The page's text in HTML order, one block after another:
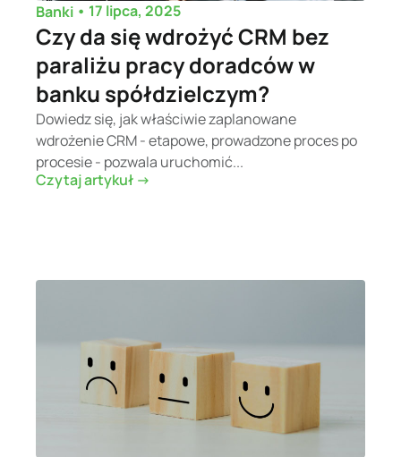
Banki • 17 lipca, 2025
Czy da się wdrożyć CRM bez
paraliżu pracy doradców w
banku spółdzielczym?
Dowiedz się, jak właściwie zaplanowane
wdrożenie CRM - etapowe, prowadzone proces po
procesie - pozwala uruchomić...
Czytaj artykuł ->